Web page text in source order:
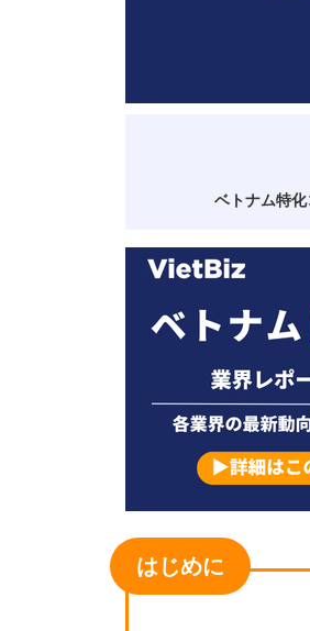
ベトナム特
はじめに